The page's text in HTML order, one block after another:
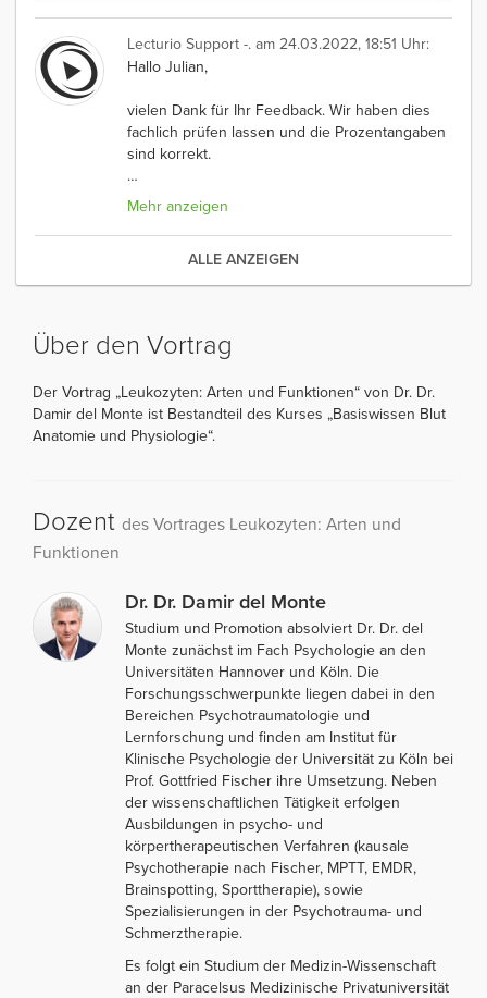
Lecturio Support -. am 24.03.2022, 18:51 Uhr:
Hallo Julian,
vielen Dank für Ihr Feedback. Wir haben dies
fachlich prüfen lassen und die Prozentangaben
sind korrekt.
…
Mehr anzeigen
ALLE ANZEIGEN
Über den Vortrag
Der Vortrag „Leukozyten: Arten und Funktionen“ von Dr. Dr.
Damir del Monte ist Bestandteil des Kurses „Basiswissen Blut
Anatomie und Physiologie“.
Dozent des Vortrages Leukozyten: Arten und
Funktionen
Dr. Dr. Damir del Monte
Studium und Promotion absolviert Dr. Dr. del
Monte zunächst im Fach Psychologie an den
Universitäten Hannover und Köln. Die
Forschungsschwerpunkte liegen dabei in den
Bereichen Psychotraumatologie und
Lernforschung und finden am Institut für
Klinische Psychologie der Universität zu Köln bei
Prof. Gottfried Fischer ihre Umsetzung. Neben
der wissenschaftlichen Tätigkeit erfolgen
Ausbildungen in psycho- und
körpertherapeutischen Verfahren (kausale
Psychotherapie nach Fischer, MPTT, EMDR,
Brainspotting, Sporttherapie), sowie
Spezialisierungen in der Psychotrauma- und
Schmerztherapie.
Es folgt ein Studium der Medizin-Wissenschaft
an der Paracelsus Medizinische Privatuniversität